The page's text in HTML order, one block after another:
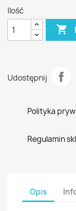
Ilość

Udostępnij
Polityka
Regulamin
Opis